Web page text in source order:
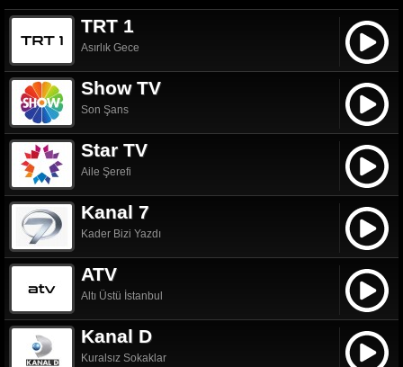
TRT 1
Asırlık Gece
Show TV
Son Şans
Star TV
Aile Şerefi
Kanal 7
Kader Bizi Yazdı
ATV
Altı Üstü İstanbul
Kanal D
Kuralsız Sokaklar